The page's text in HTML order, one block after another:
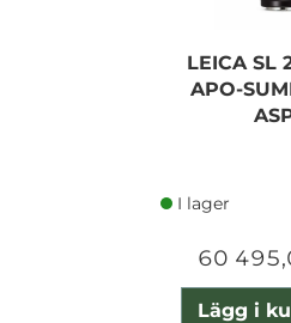
LEICA SL
APO-
I lager
60
Lägg i